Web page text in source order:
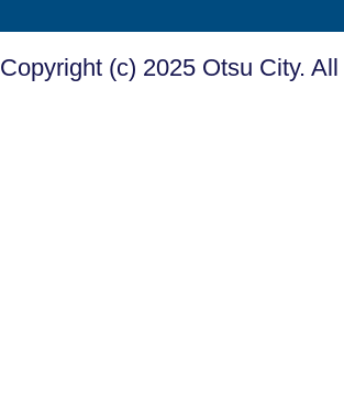
Copyright (c) 2025 Otsu City.